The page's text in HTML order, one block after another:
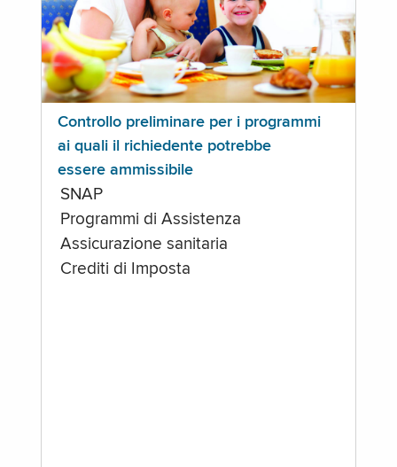
Controllo preliminare per i programmi
ai quali il richiedente potrebbe
essere ammissibile
SNAP
Programmi di Assistenza
Assicurazione sanitaria
Crediti di Imposta